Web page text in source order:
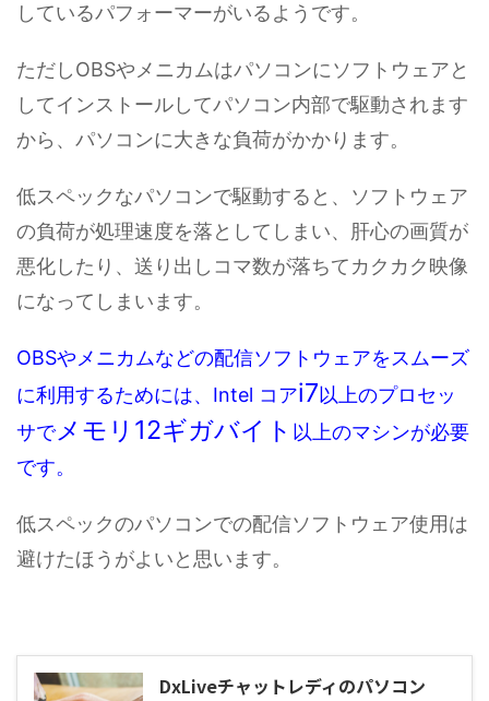
しているパフォーマーがいるようです。
ただしOBSやメニカムはパソコンにソフトウェアと
してインストールしてパソコン内部で駆動されます
から、パソコンに大きな負荷がかかります。
低スペックなパソコンで駆動すると、ソフトウェア
の負荷が処理速度を落としてしまい、肝心の画質が
悪化したり、送り出しコマ数が落ちてカクカク映像
になってしまいます。
OBSやメニカムなどの配信ソフトウェアをスムーズ
に利用するためには、Intel コアi7以上のプロセッ
サでメモリ12ギガバイト 以上のマシンが必要
です。
低スペックのパソコンでの配信ソフトウェア使用は
避けたほうがよいと思います。
DxLiveチャットレディのパソコン